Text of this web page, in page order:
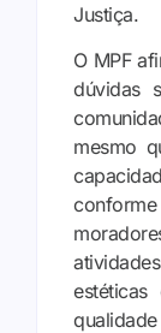
Justiça.
O MPF
dúvidas
mesmo
conforme